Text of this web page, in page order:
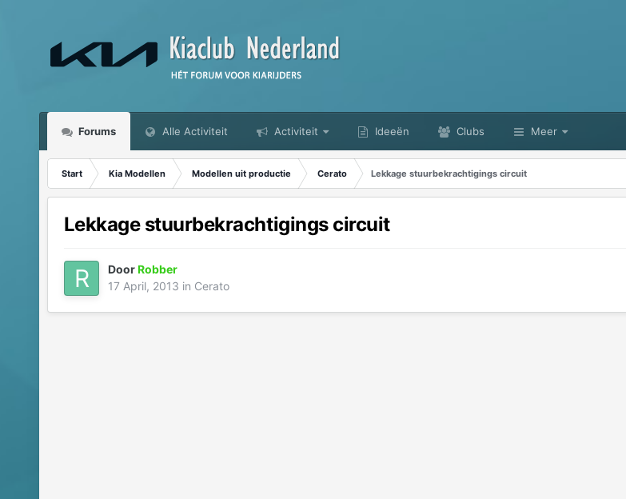
Forums Alle Activiteit Activiteit Ideeën Clubs Meer
Start Kia Modellen Modellen uit productie Cerato Lekkage stuurbekrachtigings circuit
Lekkage stuurbekrachtigings circuit
DoorRobber
17 April, 2013 in Cerato